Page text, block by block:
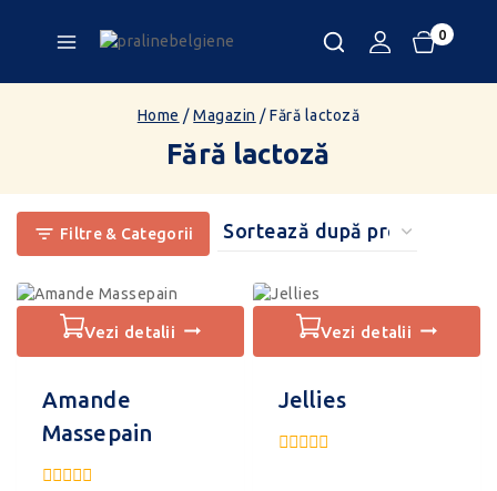
0
Home / Magazin / Fără lactoză
Fără lactoză
Filtre & Categorii
vezi detalii
Amande
Massepain
vezi detalii
Jellies